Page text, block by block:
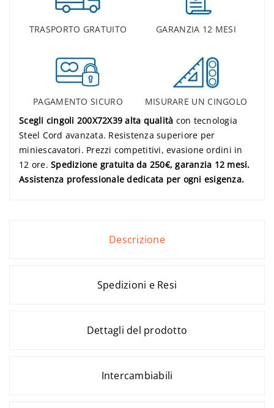
TRASPORTO GRATUITO GARANZIA 12 MESI
PAGAMENTO SICURO
MISURARE UN CINGOLO
Scegli cingoli 200X72X39 alta qualità con tecnologia
Steel Cord avanzata. Resistenza superiore per
miniescavatori. Prezzi competitivi, evasione ordini in
12 ore. Spedizione gratuita da 250€, garanzia 12 mesi.
Assistenza professionale dedicata per ogni esigenza.
Descrizione
Spedizioni e Resi
Dettagli del prodotto
Intercambiabili